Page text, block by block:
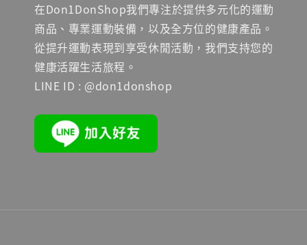
在Don1DonShop我們專注於提供多元化的運動
商品、專業運動裝備，以及全方位的健康產品。
從提升運動表現到享受休閒活動，我們支持您的
健康活躍生活旅程。
LINE ID : @don1donshop